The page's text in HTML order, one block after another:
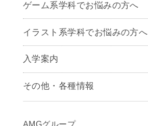
CG学科
アニメーション学科
声優学科
ゲーム系学科でお悩みの方へ
イラスト系学科でお悩みの方へ
入学案内
募集要項
早期出願制度・AOエントリー
入学までの流れ
その他・各種情報
アクセス
サイトポリシー
AMGグループ